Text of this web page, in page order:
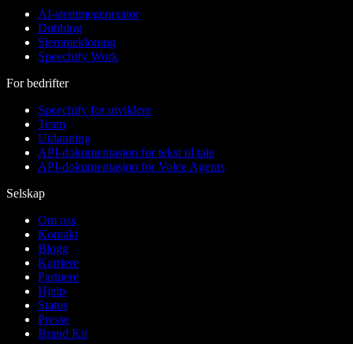
AI-stemmegenerator
Dubbing
Stemmekloning
Speechify Work
For bedrifter
Speechify for utviklere
Team
Utdanning
API-dokumentasjon for tekst til tale
API-dokumentasjon for Voice Agents
Selskap
Om oss
Kontakt
Blogg
Karriere
Partnere
Hjelp
Status
Presse
Brand Kit